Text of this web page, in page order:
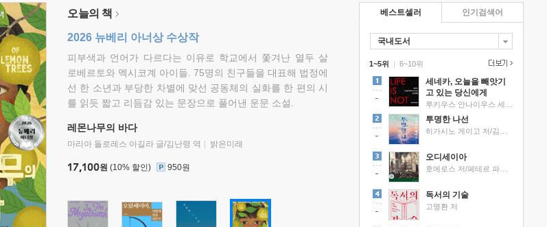
오늘의 책
2026 뉴베리 아너상 수상작
피부색과 언어가 다르다는 이유로 학교에서 쫓겨난 열두 살
로베르토와 멕시코계 아이들. 75명의 친구들을 대표해 법정에
선 한 소년과 부당한 차별에 맞선 공동체의 실화를 한 편의 시
를 읽듯 짧고 리듬감 있는 문장으로 풀어낸 운문 소설.
레몬나무의 바다
마리아 돌로레스 아길라 글/김난령 역 밝은미래
17,100원 (10% 할인) 950원
베스트셀러
국내도서
1~5위 |
세네카, 오늘을 빼앗기
고 있는 당신에게
투명한 나선
오디세이아
독서의 기술
고명환 저
6~10위
인기검색어